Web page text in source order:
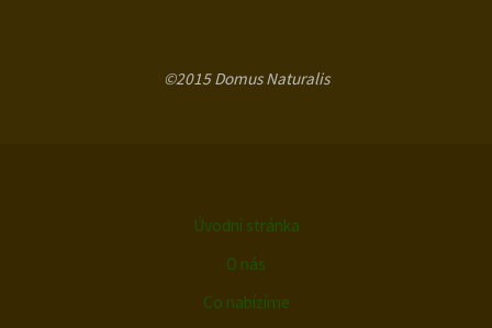
©2015 Domus Naturalis
Úvodní stránka
O nás
Co nabízíme